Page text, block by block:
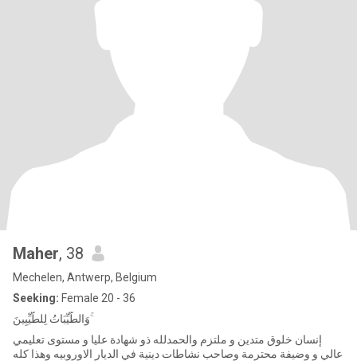
Maher, 38
Mechelen, Antwerp, Belgium
Seeking: Female 20 - 36
وَالطَّيِّبَاتُ لِلطَّيِّبِينَ ۚ
إنسان خلوق متدين و ملتزم والحمدلله ذو شهادة عليا و مستوى تعليمي
عالي و وضيفة محترمة وصاحب نشاطات دينية في الديار الاوروبيه وهذا كله